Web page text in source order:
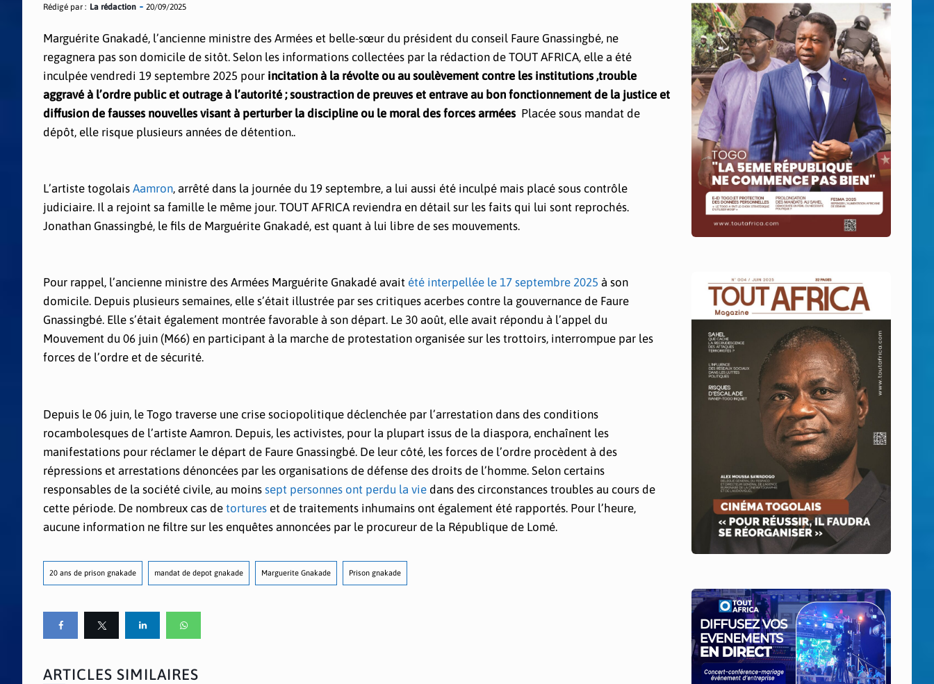
Rédigé par : La rédaction 20/09/2025
Marguérite Gnakadé, l’ancienne ministre des Armées et belle-sœur du président du conseil Faure Gnassingbé, ne
regagnera pas son domicile de sitôt. Selon les informations collectées par la rédaction de TOUT AFRICA, elle a été
inculpée vendredi 19 septembre 2025 pour incitation à la révolte ou au soulèvement contre les institutions ,trouble
aggravé à l’ordre public et outrage à l’autorité ; soustraction de preuves et entrave au bon fonctionnement de la justice et
diffusion de fausses nouvelles visant à perturber la discipline ou le moral des forces armées Placée sous mandat de
dépôt, elle risque plusieurs années de détention..
L’artiste togolais Aamron, arrêté dans la journée du 19 septembre, a lui aussi été inculpé mais placé sous contrôle
judiciaire. Il a rejoint sa famille le même jour. TOUT AFRICA reviendra en détail sur les faits qui lui sont reprochés.
Jonathan Gnassingbé, le fils de Marguérite Gnakadé, est quant à lui libre de ses mouvements.
Pour rappel, l’ancienne ministre des Armées Marguérite Gnakadé avait été interpellée le 17 septembre 2025 à son
domicile. Depuis plusieurs semaines, elle s’était illustrée par ses critiques acerbes contre la gouvernance de Faure
Gnassingbé. Elle s’était également montrée favorable à son départ. Le 30 août, elle avait répondu à l’appel du
Mouvement du 06 juin (M66) en participant à la marche de protestation organisée sur les trottoirs, interrompue par les
forces de l’ordre et de sécurité.
Depuis le 06 juin, le Togo traverse une crise sociopolitique déclenchée par l’arrestation dans des conditions
rocambolesques de l’artiste Aamron. Depuis, les activistes, pour la plupart issus de la diaspora, enchaînent les
manifestations pour réclamer le départ de Faure Gnassingbé. De leur côté, les forces de l’ordre procèdent à des
répressions et arrestations dénoncées par les organisations de défense des droits de l’homme. Selon certains
responsables de la société civile, au moins sept personnes ont perdu la vie dans des circonstances troubles au cours de
cette période. De nombreux cas de tortures et de traitements inhumains ont également été rapportés. Pour l’heure,
aucune information ne filtre sur les enquêtes annoncées par le procureur de la République de Lomé.
20 ans de prison gnakade mandat de depot gnakade Marguerite Gnakade Prison gnakade
ARTICLES SIMILAIRES